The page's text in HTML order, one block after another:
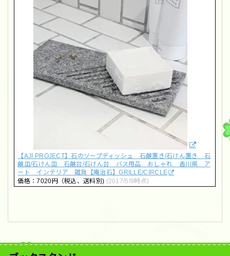
【AJI PROJECT】石のソープディッシュ 石鹸置き/石けん置き 石
鹸皿/石けん皿 石鹸台/石けん台 バス用品 おしゃれ 香川県 ア
ート インテリア 雑貨【庵治石】GRILLE/CIRCLE
価格：7020円（税込、送料別) (2017/5/9時点)